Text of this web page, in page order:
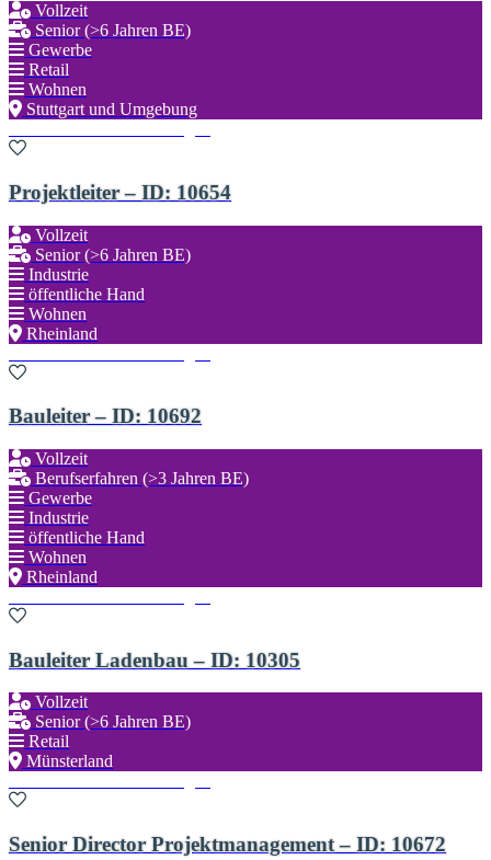
Vollzeit
Senior (>6 Jahren BE)
Gewerbe
Retail
Wohnen
Stuttgart und Umgebung
Projektleiter – ID: 10654
Vollzeit
Senior (>6 Jahren BE)
Industrie
öffentliche Hand
Wohnen
Rheinland
Bauleiter – ID: 10692
Vollzeit
Berufserfahren (>3 Jahren BE)
Gewerbe
Industrie
öffentliche Hand
Wohnen
Rheinland
Bauleiter Ladenbau – ID: 10305
Vollzeit
Senior (>6 Jahren BE)
Retail
Münsterland
Senior Director Projektmanagement – ID: 10672